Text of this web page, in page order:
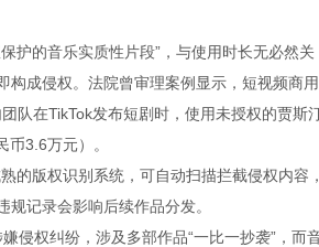
护的音乐实质性片段”，与使用时长无必然关
成侵权。法院曾审理案例显示，短视频商用
队在TikTok发布短剧时，使用未授权的贾斯
3.6万元）。
的版权识别系统，可自动扫描拦截侵权内容
记录会影响后续作品分发。
侵权纠纷，涉及多部作品“一比一抄袭”，而